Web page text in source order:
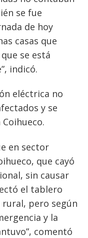
se fue
de hoy
casas que
se está
indicó.
eléctrica no
y se
en sector
que cayó
sin causar
el tablero
pero según
y la
comentó